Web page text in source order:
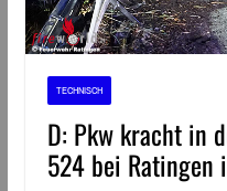
TECHNISCH
D: Pkw kracht in
524 bei Ratingen